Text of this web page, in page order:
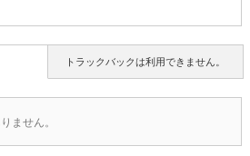
トラックバックは利用できません。
ません。